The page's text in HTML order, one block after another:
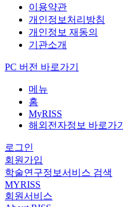
이용약관
개인정보처리방침
개인정보 재동의
기관소개
PC 버전 바로가기
메뉴
홈
MyRISS
해외전자정보 바로가기
로그인
회원가입
학술연구정보서비스 검색
MYRISS
회원서비스